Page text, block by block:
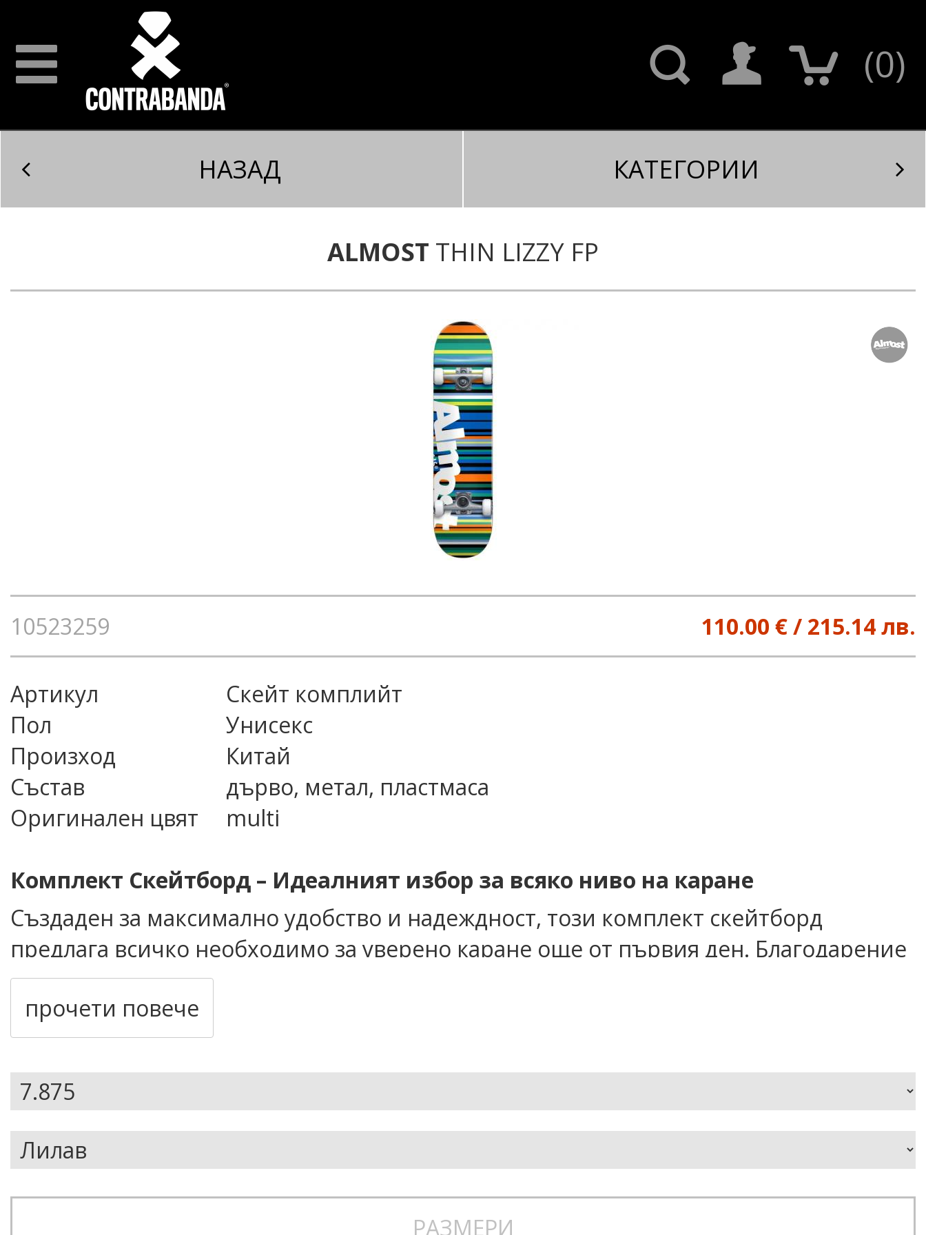
(0)
НАЗАД КАТЕГОРИИ
ALMOST THIN LIZZY FP
10523259 110.00 € / 215.14 лв.
Артикул
скейт комплийт
Пол
Унисекс
Произход
Китай
Състав
дърво, метал, пластмаса
Оригинален цвят
multi
Комплект Скейтборд – Идеалният избор за всяко ниво на каране
Създаден за максимално удобство и надеждност, този комплект скейтборд
предлага всичко необходимо за уверено каране още от първия ден. Благодарение
на добре балансираната конструкция и качествените компоненти, той е подходящ
както за начинаещи, така и за по-опитни скейтъри, които искат да
усъвършенстват уменията си.
Основни характеристики:
• Доставя се напълно сглобен и готов за каране
• Здрава многослойна дъска за стабилност и дълъг живот
• Оптимизиран профил за по-добър контрол и маневреност
прочети повече
РАЗМЕРИ